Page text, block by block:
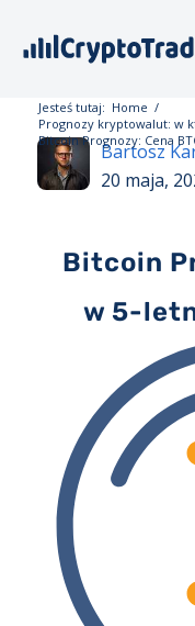
Jesteś tutaj: Home /
Prognozy kryptowalut: w
Bitcoin Prognozy: Cena
Bartosz
20 maja,
Bitcoin
w 5-